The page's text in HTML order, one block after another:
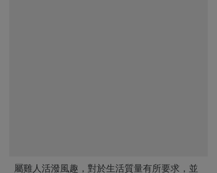
屬雞人活潑風趣，對於生活質量有所要求，並